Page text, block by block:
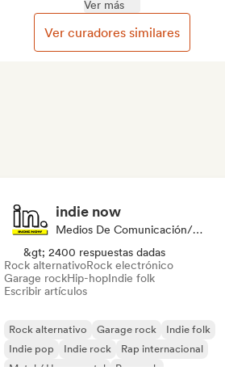
Ver más
Ver curadores similares
indie now
Medios De Comunicación/Periodista
&gt; 2400 respuestas dadas
Rock alternativoRock electrónico
Garage rockHip-hopIndie folk
Escribir artículos
Rock alternativo Garage rock
Indie folk
Indie pop
Indie rock
Rap internacional
Metal / Heavy metal
Pop rock